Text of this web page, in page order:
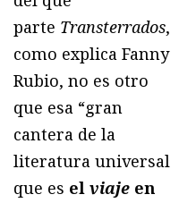
parte Transterrados,
como explica Fanny
Rubio, no es otro
que esa “gran
cantera de la
literatura universal
que es el viaje en